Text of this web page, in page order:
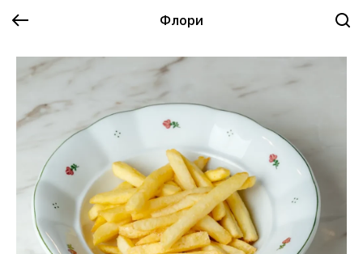
Флори